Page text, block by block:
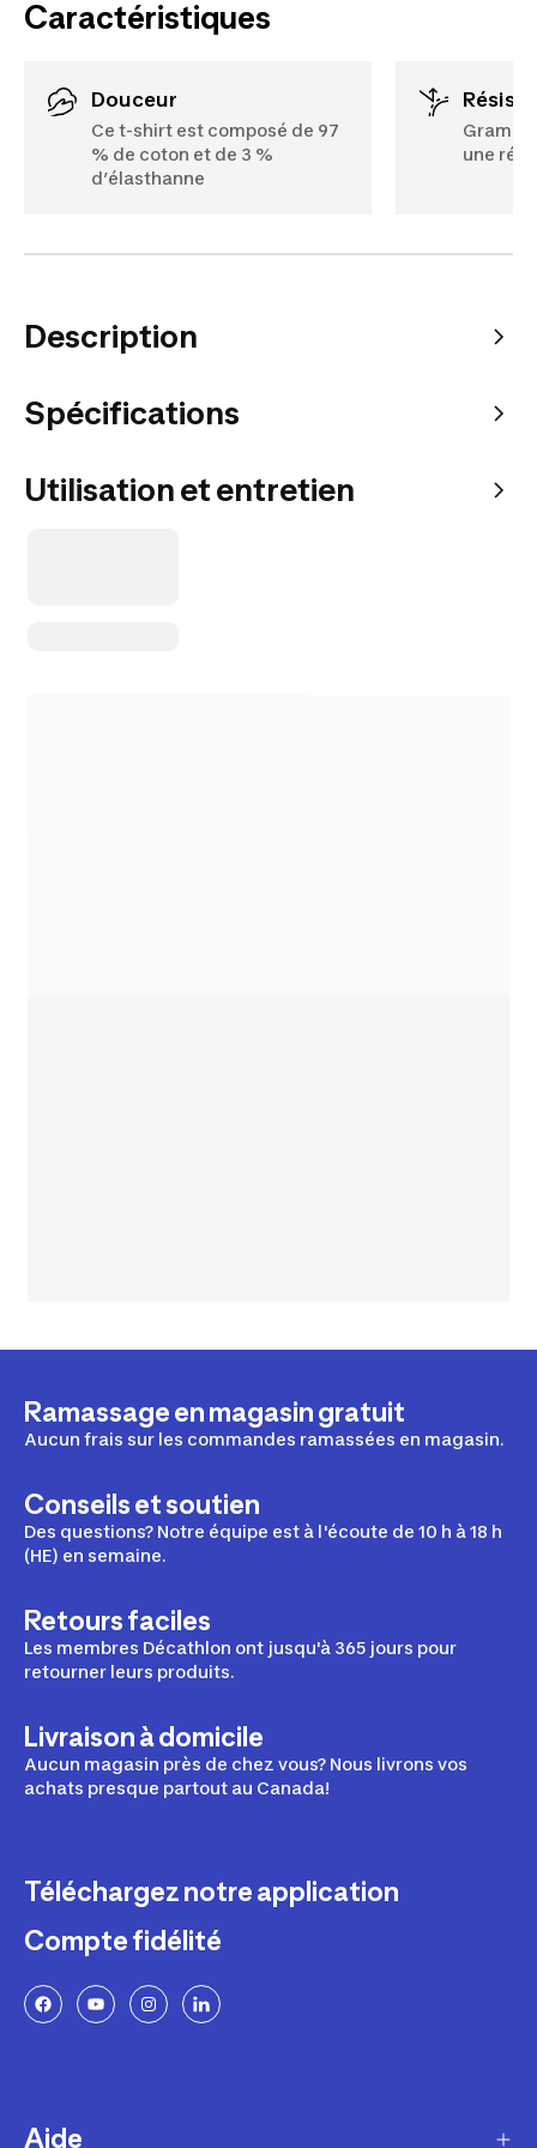
Caractéristiques
Douceur
Ce t-shirt est composé de 97
% de coton et de 3 %
d’élasthanne
une
Description
Spécifications
Utilisation et entretien
Ramassage en magasin gratuit
Aucun frais sur les commandes ramassées en magasin.
Conseils et soutien
Des questions? Notre équipe est à l'écoute de 10 h à 18 h
(HE) en semaine.
Retours faciles
Les membres Décathlon ont jusqu'à 365 jours pour
retourner leurs produits.
Livraison à domicile
Aucun magasin près de chez vous? Nous livrons vos
achats presque partout au Canada!
Téléchargez notre application
Compte fidélité
Aide